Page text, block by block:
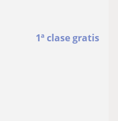
1ª clase gratis